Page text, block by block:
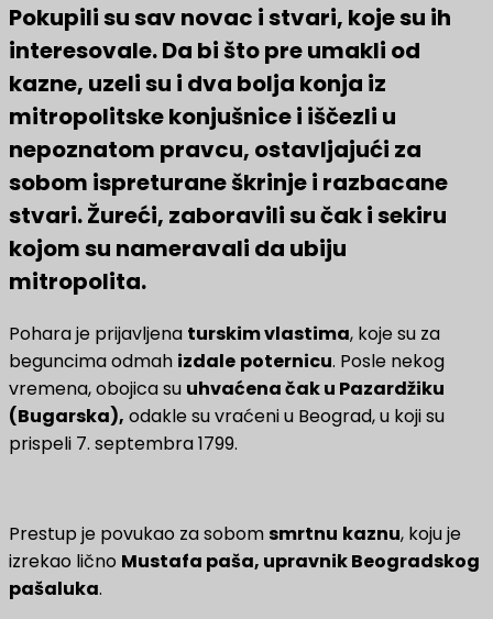
Pokupili su sav novac i stvari, koje su ih
interesovale. Da bi što pre umakli od
kazne, uzeli su i dva bolja konja iz
mitropolitske konjušnice i iščezli u
nepoznatom pravcu, ostavljajući za
sobom ispreturane škrinje i razbacane
stvari. Žureći, zaboravili su čak i sekiru
kojom su nameravali da ubiju
mitropolita.
Pohara je prijavljena turskim vlastima, koje su za
beguncima odmah izdale poternicu. Posle nekog
vremena, obojica su uhvaćena čak u Pazardžiku
(Bugarska), odakle su vraćeni u Beograd, u koji su
prispeli 7. septembra 1799.
Prestup je povukao za sobom smrtnu kaznu, koju je
izrekao lično Mustafa paša, upravnik Beogradskog
pašaluka.